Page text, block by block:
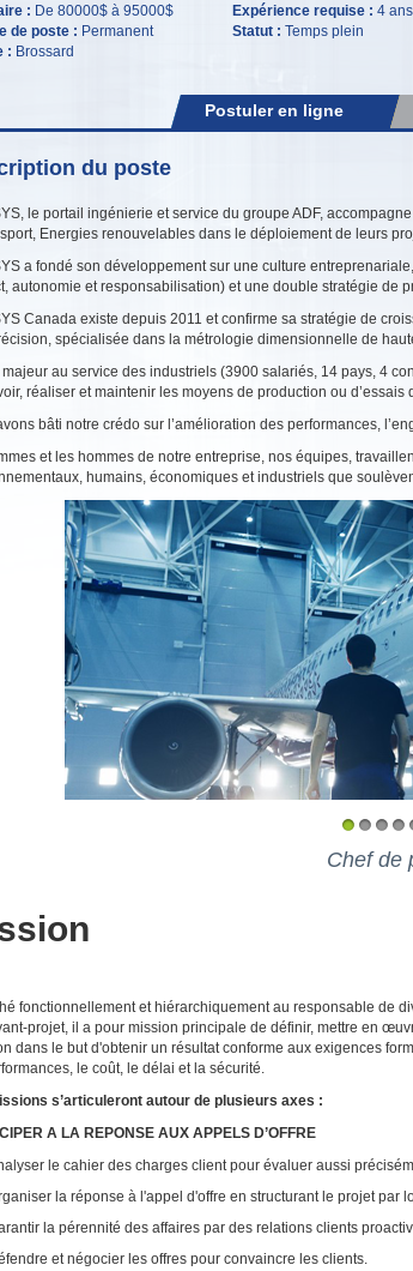
: De 80000$ à 95000$
de poste : Permanent
: Brossard
Expérience requise : 4 ans
Statut : Temps plein
Postuler en ligne
du poste
le portail ingénierie et service du groupe ADF,
Energies renouvelables dans le déploiement de leurs
a fondé son développement sur une culture
autonomie et responsabilisation) et une double stratégie de
Canada existe depuis 2011 et confirme sa stratégie de
spécialisée dans la métrologie dimensionnelle de
au service des industriels (3900 salariés, 14 pays, 4
réaliser et maintenir les moyens de production ou
bâti notre crédo sur l’amélioration des performances,
et les hommes de notre entreprise, nos équipes,
humains, économiques et industriels que
Chef de
fonctionnellement et hiérarchiquement au responsable de
projet, il a pour mission principale de définir, mettre en
dans le but d'obtenir un résultat conforme aux exigences
le coût, le délai et la sécurité.
s’articuleront autour de plusieurs axes :
A LA REPONSE AUX APPELS D’OFFRE
le cahier des charges client pour évaluer aussi
la réponse à l'appel d'offre en structurant le projet par
la pérennité des affaires par des relations clients
et négocier les offres